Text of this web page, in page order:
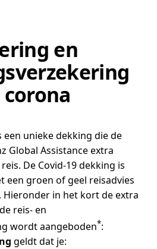
en
een unieke dekking die de
Global Assistance extra
De Covid-19 dekking is
een groen of geel reisadvies
Hieronder in het kort de extra
reis- en
wordt aangeboden*:
geldt dat je: